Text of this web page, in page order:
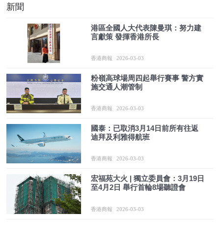
新聞
港區全國人大代表陳曼琪：努力建
言獻策 發揮香港所長
香港商報 2026-03-03
粉嶺高球場周四起舉行賽事 警方實
施交通人潮管制
香港商報 2026-03-03
國泰：已取消3月14日前所有往返
迪拜及利雅得航班
香港商報 2026-03-03
宏福苑大火 | 獨立委員會：3月19日
至4月2日 舉行首輪8場聽證會
香港商報 2026-03-03